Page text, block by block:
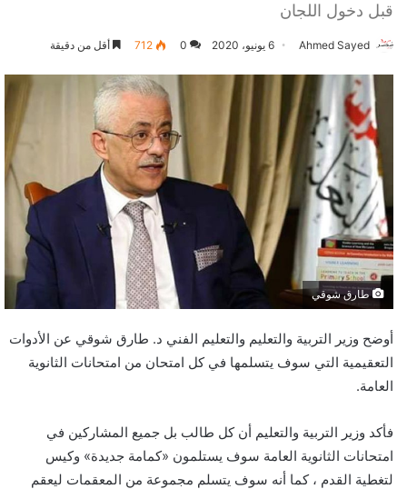
قبل دخول اللجان
Ahmed Sayed 6 يونيو، 2020 0
712 أقل من دقيقة
طارق شوقي
أوضح وزير التربية والتعليم والتعليم الفني د. طارق شوقي عن الأدوات
التعقيمية التي سوف يتسلمها في كل امتحان من امتحانات الثانوية
العامة.
فأكد وزير التربية والتعليم أن كل طالب بل جميع المشاركين في
امتحانات الثانوية العامة سوف يستلمون «كمامة جديدة» وكيس
لتغطية القدم ، كما أنه سوف يتسلم مجموعة من المعقمات ليعقم